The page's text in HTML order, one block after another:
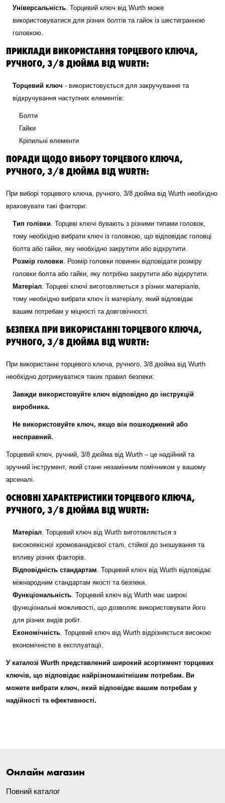
Універсальність. Торцевий ключ від Wurth може
використовуватися для різних болтів та гайок із шестигранною
головкою.
ПРИКЛАДИ ВИКОРИСТАННЯ ТОРЦЕВОГО КЛЮЧА,
РУЧНОГО, 3/8 ДЮЙМА ВІД WURTH:
Торцевий ключ - використовується для закручування та
відкручування наступних елементів:
Болти
Гайки
Кріпильні елементи
ПОРАДИ ЩОДО ВИБОРУ ТОРЦЕВОГО КЛЮЧА,
РУЧНОГО, 3/8 ДЮЙМА ВІД WURTH:
При виборі торцевого ключа, ручного, 3/8 дюйма від Wurth необхідно
враховувати такі фактори:
Тип голівки . Торцеві ключі бувають з різними типами головок,
тому необхідно вибрати ключ із головкою, що відповідає головці
болта або гайки, яку необхідно закрутити або відкрутити.
Розмір головки . Розмір головки повинен відповідати розміру
головки болта або гайки, яку потрібно закрутити або відкрутити.
Матеріал . Торцеві ключі виготовляються з різних матеріалів,
тому необхідно вибрати ключ із матеріалу, який відповідає
вашим потребам у міцності та довговічності.
БЕЗПЕКА ПРИ ВИКОРИСТАННІ ТОРЦЕВОГО КЛЮЧА,
РУЧНОГО, 3/8 ДЮЙМА ВІД WURTH:
При використанні торцевого ключа, ручного, 3/8 дюйма від Wurth
необхідно дотримуватися таких правил безпеки:
Завжди використовуйте ключ відповідно до інструкцій
виробника.
Не використовуйте ключ, якщо він пошкоджений або
несправний.
Торцевий ключ, ручний, 3/8 дюйма від Wurth – це надійний та
зручний інструмент, який стане незамінним помічником у вашому
арсеналі.
ОСНОВНІ ХАРАКТЕРИСТИКИ ТОРЦЕВОГО КЛЮЧА,
РУЧНОГО, 3/8 ДЮЙМА ВІД WURTH:
Матеріал . Торцевий ключ від Wurth виготовляється з
високоякісної хромованадієвої сталі, стійкої до зношування та
впливу різних факторів.
Відповідність стандартам . Торцевий ключ від Wurth відповідає
міжнародним стандартам якості та безпеки.
Функціональність . Торцевий ключ від Wurth має широкі
функціональні можливості, що дозволяє використовувати його
для різних видів робіт.
Економічність . Торцевий ключ від Wurth відрізняється високою
економічністю в експлуатації.
У каталозі Wurth представлений широкий асортимент торцевих
ключів, що відповідає найрізноманітнішим потребам. Ви
можете вибрати ключ, який відповідає вашим потребам у
надійності та ефективності.
Онлайн магазин
Повний каталог